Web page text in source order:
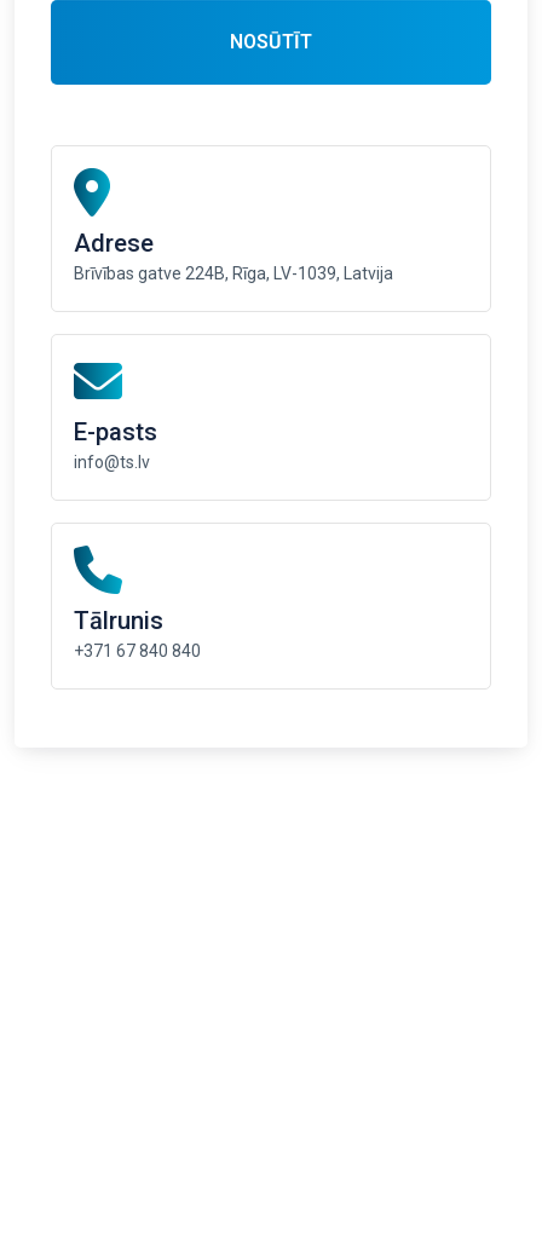
NOSŪTĪT
Adrese
Brīvības gatve 224B, Rīga, LV-1039, Latvija
E-pasts
info@ts.lv
Tālrunis
+371 67 840 840